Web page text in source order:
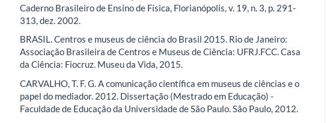
Caderno Brasileiro de Ensino de Física, Florianópolis, v. 19, n. 3, p. 291-
313, dez. 2002.
BRASIL. Centros e museus de ciência do Brasil 2015. Rio de Janeiro:
Associação Brasileira de Centros e Museus de Ciência: UFRJ.FCC. Casa
da Ciência: Fiocruz. Museu da Vida, 2015.
CARVALHO, T. F. G. A comunicação científica em museus de ciências e o
papel do mediador. 2012. Dissertação (Mestrado em Educação) -
Faculdade de Educação da Universidade de São Paulo. São Paulo, 2012.